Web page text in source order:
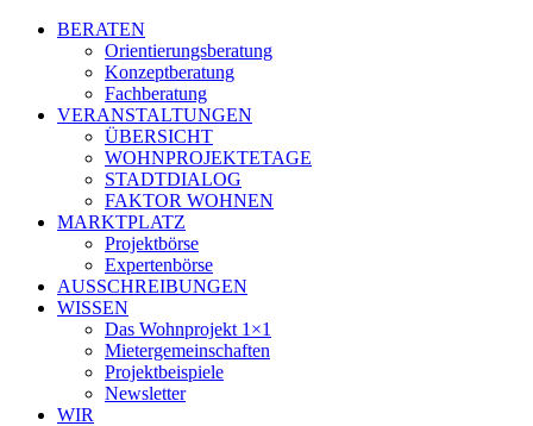
BERATEN
Orientierungsberatung
Konzeptberatung
Fachberatung
VERANSTALTUNGEN
ÜBERSICHT
WOHNPROJEKTETAGE
STADTDIALOG
FAKTOR WOHNEN
MARKTPLATZ
Projektbörse
Expertenbörse
AUSSCHREIBUNGEN
WISSEN
Das Wohnprojekt 1×1
Mietergemeinschaften
Projektbeispiele
Newsletter
WIR